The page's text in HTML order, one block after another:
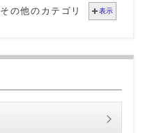
その他のカテゴリ 表示